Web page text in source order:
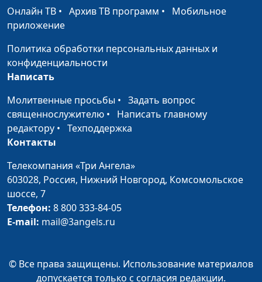
священнослужитель
Спиритизм в нашей
жизни или как
узнать будущее
Андрей Гарбарчук,
Божье руководство
во всем
Андрей Гарбарчук,
священнослужитель
Понять самое
важное
Сергей Парфенов,
В поисках Бога
Татаркин, автор
Евгений Владимирович
Онлайн ТВ • Архив ТВ программ • Мобильное
приложение
Политика обработки персональных данных и
конфиденциальности
Написать
Молитвенные просьбы • Задать вопрос
священнослужителю • Написать главному
редактору • Техподдержка
Контакты
Телекомпания «Три Ангела»
603028, Россия, Нижний Новгород, Комсомольское
шоссе, 7
Телефон: 8 800 333-84-05
E-mail: mail@3angels.ru
© Все права защищены. Использование материалов
допускается только с согласия редакции.